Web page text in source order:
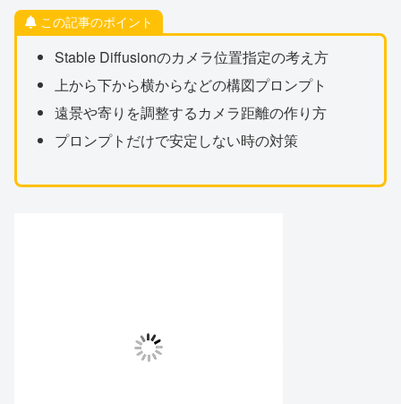
この記事のポイント
Stable Diffusionのカメラ位置指定の考え方
上から下から横からなどの構図プロンプト
遠景や寄りを調整するカメラ距離の作り方
プロンプトだけで安定しない時の対策